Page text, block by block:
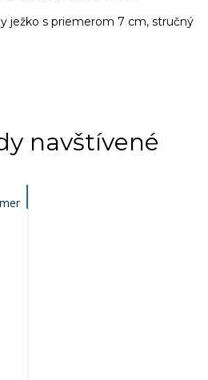
ježko s priemerom 7 cm, stručný
navštívené